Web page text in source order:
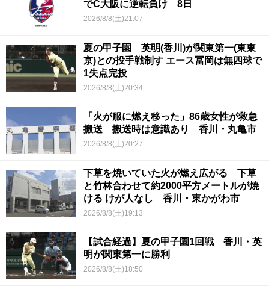
でC大阪に逆転負け 8日
2026/8/8(土)21:07
夏の甲子園 英明(香川)が関東第一(東東
京)との投手戦制す エース冨岡は無四球で
1失点完投
2026/8/8(土)20:34
「火が服に燃え移った」86歳女性が救急
搬送 搬送時は意識あり 香川・丸亀市
2026/8/8(土)20:27
下草を焼いていた火が燃え広がる 下草
と竹林合わせて約2000平方メートルが焼
ける けが人なし 香川・東かがわ市
2026/8/8(土)19:13
【試合経過】夏の甲子園1回戦 香川・英
明が関東第一に勝利
2026/8/8(土)18:50